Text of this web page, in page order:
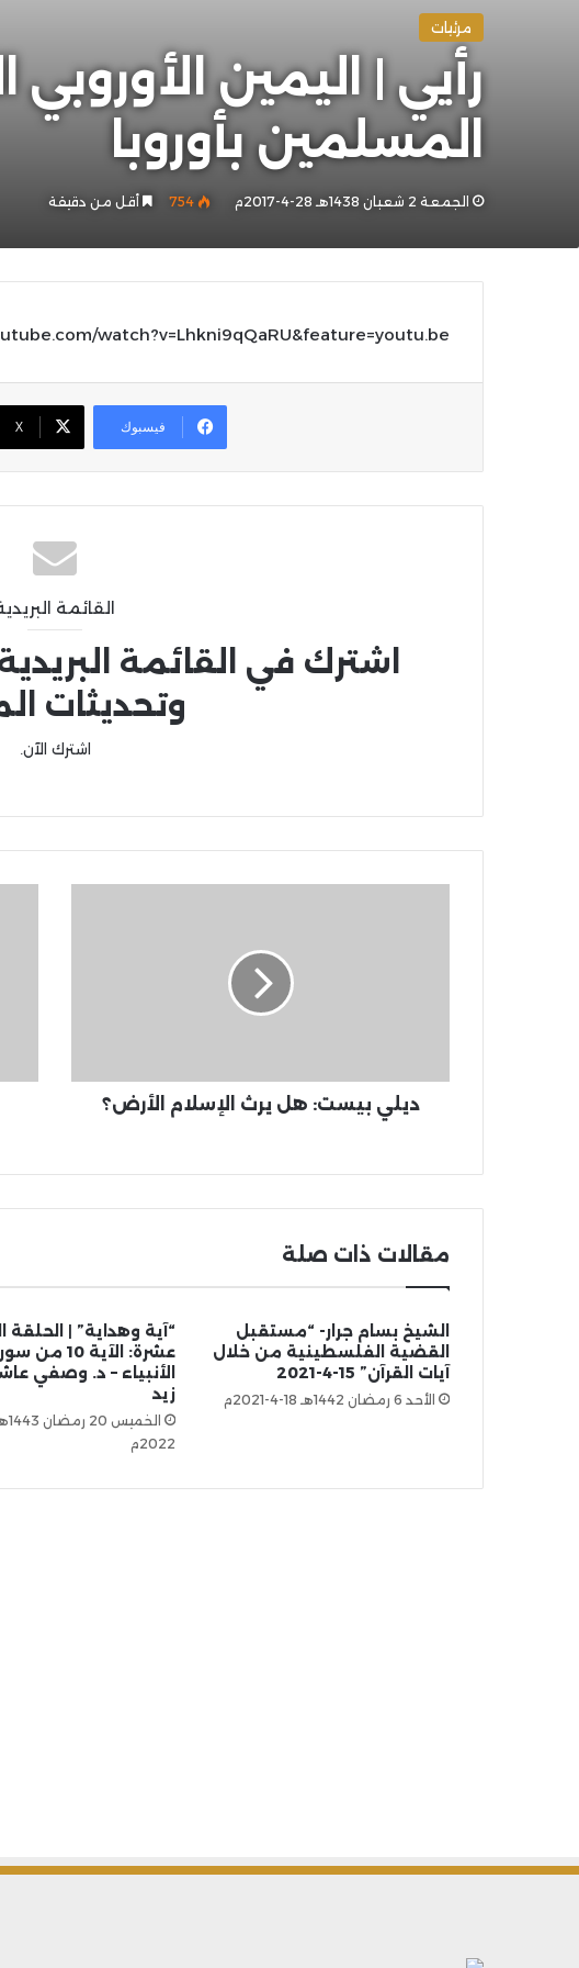
مرئيات
رأيي | اليمين
المسلمين بأوروبا
الجمعة 2 شعبان 1438هـ 28-4-2017م 754 أقل من دقيقة
watch?v=Lhkni9qQaRU&feature=youtu.be
فيسبوك X
القائمة
اشترك في القائمة
وتحديثات
اشترك الآن.
ديلي بيست: هل يرث الإسلام الأرض؟
مقالات ذات صلة
الشيخ بسام جرار- “مستقبل
القضية الفلسطينية من خلال
آيات القرآن” 15-4-2021
الأحد 6 رمضان 1442هـ 18-4-2021م
“آية وهداية” | الحلقة
عشرة: الآية 10 من
الأنبياء – د. وصفي
زيد
2022م